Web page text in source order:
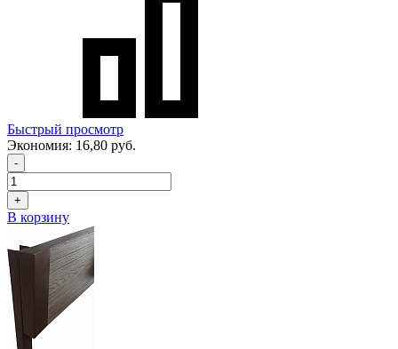
Быстрый просмотр
Экономия: 16,80 руб.
-
+
В корзину